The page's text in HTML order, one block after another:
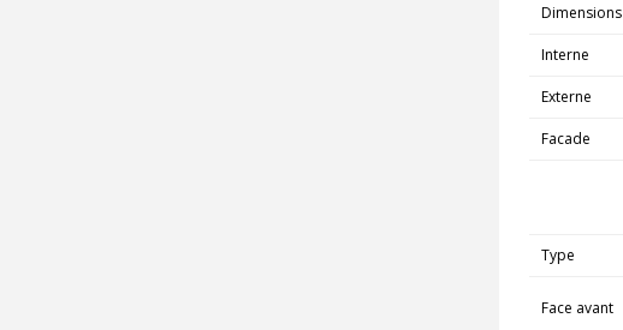
Dimensions
Interne
Externe
Facade
Type
Face avant